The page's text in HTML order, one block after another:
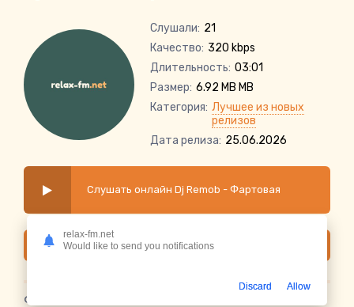
Слушали: 21
Качество: 320 kbps
Длительность: 03:01
Размер: 6.92 MB MB
Категория: Лучшее из новых
релизов
Дата релиза: 25.06.2026
Слушать онлайн Dj Remob - Фартовая
Скачать
Скачать песню Dj Remob - Фартовая
relax-fm.net
Would like to send you notifications
Discard Allow